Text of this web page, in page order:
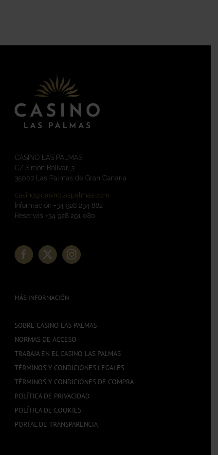
CASINO LAS PALMAS
C/ Simón Bolívar, 3
35007 Las Palmas de Gran Canaria
casino@casinolaspalmas.com
Información +34 928 234 882
Reservas +34 928 291 080
MÁS INFORMACIÓN
SOBRE CASINO LAS PALMAS
NORMAS DE ACCESO
TRABAJA EN EL CASINO LAS PALMAS
TÉRMINOS Y CONDICIONES LEGALES
TÉRMINOS Y CONDICIONES DE COMPRA
POLÍTICA DE PRIVACIDAD
POLÍTICA DE COOKIES
PORTAL DE TRANSPARENCIA